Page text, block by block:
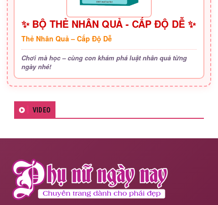
✨ BỘ THẺ NHÂN QUẢ - CẤP ĐỘ DỄ ✨
Thẻ Nhân Quả – Cấp Độ Dễ
Chơi mà học – cùng con khám phá luật nhân quả từng
ngày nhé!
VIDEO